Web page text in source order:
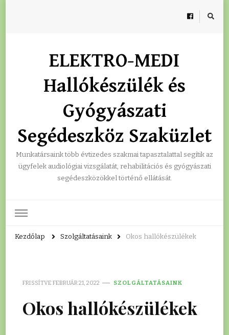
ELEKTRO-MEDI
Hallókészülék és
Gyógyászati
Segédeszköz Szaküzlet
Munkatársaink több évtizedes szakmai tapasztalattal segítik az
ügyfelek audiológiai vizsgálatát, rehabilitációs és gyógyászati
segédeszközökkel történő ellátását.
Kezdőlap Szolgáltatásaink Okos hallókészülékek
FRISSÍTVE FEBRUÁR 21, 2022 SZOLGÁLTATÁSAINK
Okos hallókészülékek